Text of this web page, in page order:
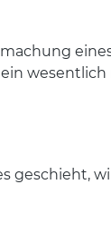
geschieht,